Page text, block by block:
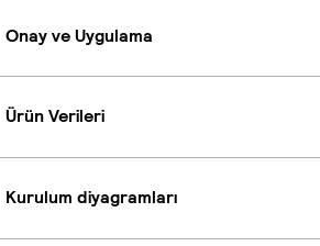
Onay ve Uygulama
Ürün Verileri
Kurulum diyagramları